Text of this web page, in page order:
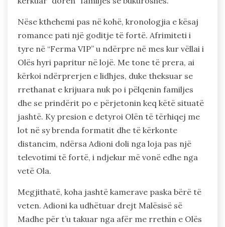
Nëse kthehemi pas në kohë, kronologjia e kësaj
romance pati një goditje të fortë. Afrimiteti i
tyre në “Ferma VIP” u ndërpre në mes kur vëllai i
Olës hyri papritur në lojë. Me tone të prera, ai
kërkoi ndërprerjen e lidhjes, duke theksuar se
rrethanat e krijuara nuk po i pëlqenin familjes
dhe se prindërit po e përjetonin keq këtë situatë
jashtë. Ky presion e detyroi Olën të tërhiqej me
lot në sy brenda formatit dhe të kërkonte
distancim, ndërsa Adioni doli nga loja pas një
televotimi të fortë, i ndjekur më vonë edhe nga
vetë Ola.
Megjithatë, koha jashtë kamerave paska bërë të
veten. Adioni ka udhëtuar drejt Malësisë së
Madhe për t’u takuar nga afër me rrethin e Olës